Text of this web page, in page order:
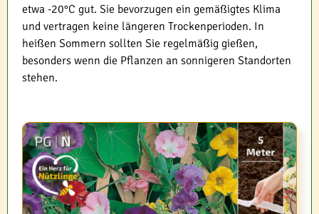
etwa -20°C gut. Sie bevorzugen ein gemäßigtes Klima
und vertragen keine längeren Trockenperioden. In
heißen Sommern sollten Sie regelmäßig gießen,
besonders wenn die Pflanzen an sonnigeren Standorten
stehen.